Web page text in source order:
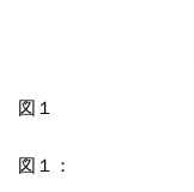
図１
図１：